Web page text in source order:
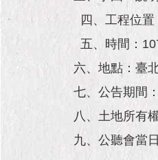
四、工程位置
五、時間：
六、地點：臺
七、公告期間
八、土地所有
九、公聽會當